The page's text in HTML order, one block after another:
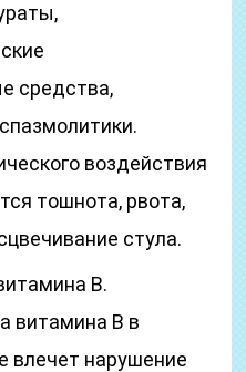
средства,
воздействия
тошнота, рвота,
стула.
В.
витамина В в
влечет нарушение